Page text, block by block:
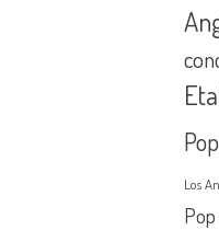
Pop
Los
Pop